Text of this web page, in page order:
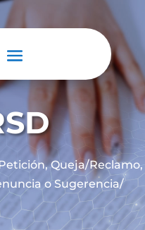
Queja/Reclamo,
o Sugerencia/